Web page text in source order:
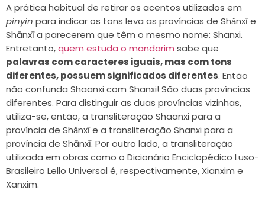
A prática habitual de retirar os acentos utilizados em
pinyin para indicar os tons leva as províncias de Shǎnxī e
Shānxī a parecerem que têm o mesmo nome: Shanxi.
Entretanto,quem estuda o mandarim sabe que
palavras com caracteres iguais, mas com tons
diferentes, possuem significados diferentes. Então
não confunda Shaanxi com Shanxi! São duas províncias
diferentes. Para distinguir as duas províncias vizinhas,
utiliza-se, então, a transliteração Shaanxi para a
província de Shǎnxī e a transliteração Shanxi para a
província de Shānxī. Por outro lado, a transliteração
utilizada em obras como o Dicionário Enciclopédico Luso-
Brasileiro Lello Universal é, respectivamente, Xianxim e
Xanxim.